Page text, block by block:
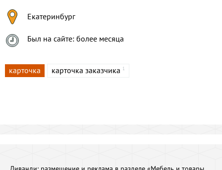
Екатеринбург
Был на сайте: более месяца
карточка карточка заказчика 1